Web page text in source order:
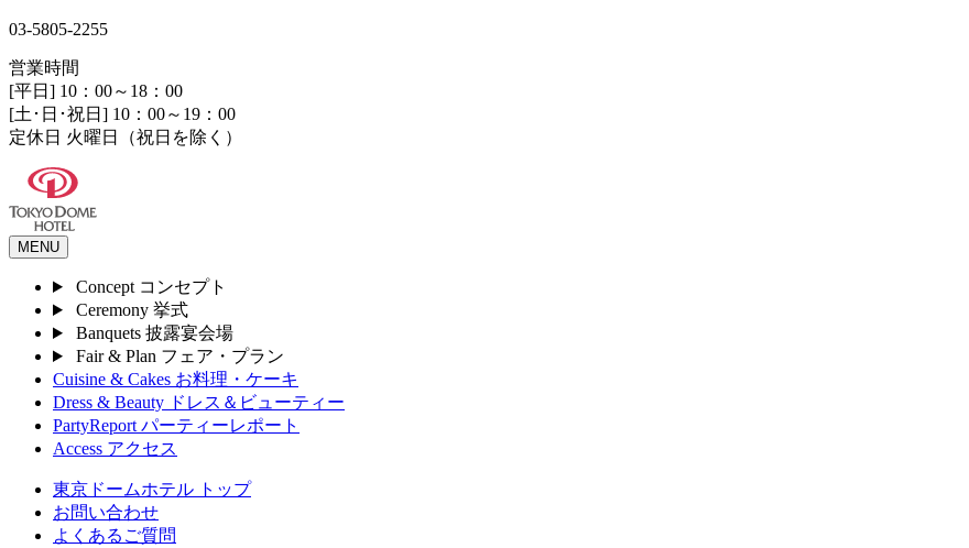
03-5805-2255
営業時間
[平日] 10：00～18：00
[土･日･祝日] 10：00～19：00
定休日 火曜日（祝日を除く）
MENU
Concept コンセプト
Ceremony 挙式
Banquets 披露宴会場
Fair & Plan フェア・プラン
Cuisine & Cakes お料理・ケーキ
Dress & Beauty ドレス＆ビューティー
PartyReport パーティーレポート
Access アクセス
東京ドームホテル トップ
お問い合わせ
よくあるご質問